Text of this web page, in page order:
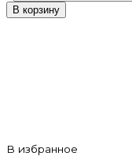
В корзину
В избранное